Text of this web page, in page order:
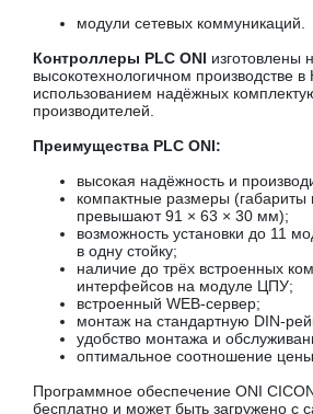
модули сетевых коммуникаций.
Контроллеры PLC ONI изготовлены
высокотехнологичном производстве
использованием надёжных
производителей.
Преимущества PLC ONI:
высокая надёжность и
компактные размеры (габариты
превышают 91 × 63 × 30 мм);
возможность установки до 11
в одну стойку;
наличие до трёх встроенных
интерфейсов на модуле ЦПУ;
встроенный WEB-сервер;
монтаж на стандартную DIN-
удобство монтажа и
оптимальное соотношение цены
Программное обеспечение ONI
бесплатно и может быть загружено с